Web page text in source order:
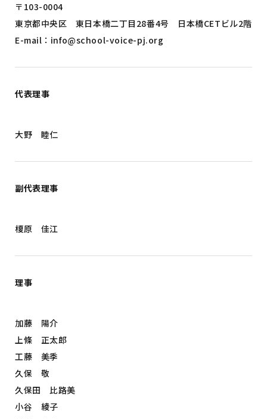
〒103-0004
東京都中央区 東日本橋二丁目28番4号 日本橋CETビル2階
E-mail：info@school-voice-pj.org
代表理事
大野 睦仁
副代表理事
榎原 佳江
理事
加藤 陽介
上條 正太郎
工藤 美季
久保 敬
久保田 比路美
小谷 綾子